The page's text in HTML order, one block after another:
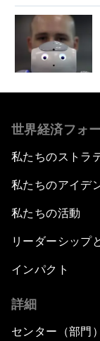
世界経済フォ
私たちのストラ
私たちのアイデ
私たちの活動
リーダーシップ
インパクト
詳細
センター（部門）